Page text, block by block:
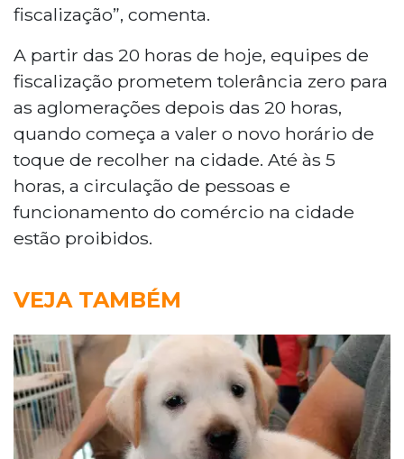
fiscalização”, comenta.
A partir das 20 horas de hoje, equipes de
fiscalização prometem tolerância zero para
as aglomerações depois das 20 horas,
quando começa a valer o novo horário de
toque de recolher na cidade. Até às 5
horas, a circulação de pessoas e
funcionamento do comércio na cidade
estão proibidos.
VEJA TAMBÉM